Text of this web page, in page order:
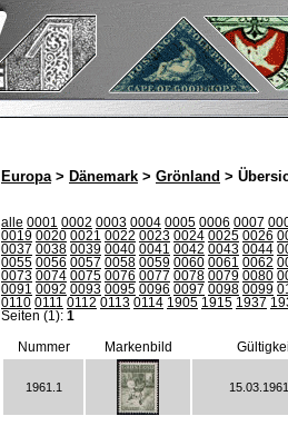
Europa> Dänemark > Grönland >
alle 0001 0002 0003 0004 0005 0006 0007
0019 0020 0021 0022 0023 0024 0025 0026
0037 0038 0039 0040 0041 0042 0043 0044
0055 0056 0057 0058 0059 0060 0061 0062
0073 0074 0075 0076 0077 0078 0079 0080
0091 0092 0093 0095 0096 0097 0098 0099
0110 0111 0112 0113 0114 1905 1915 1937
Seiten (1): 1
Nummer Markenbild
1961.1